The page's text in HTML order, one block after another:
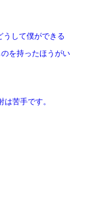
うして僕ができる
を持ったほうがい
苦手です。